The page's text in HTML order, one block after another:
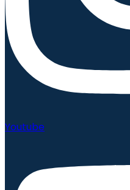
Youtube